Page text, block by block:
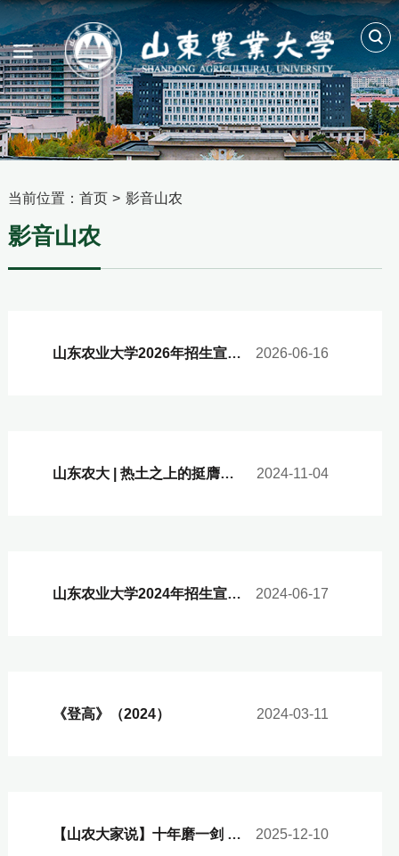
当前位置： 首页 > 影音山农
影音山农
山东农业大学2026年招生宣传片《行远指南》 2026-06-16
山东农大 | 热土之上的挺膺担当！ 2024-11-04
山东农业大学2024年招生宣传片《绽放》 2024-06-17
《登高》（2024） 2024-03-11
【山农大家说】十年磨一剑 培育新品种 2025-12-10